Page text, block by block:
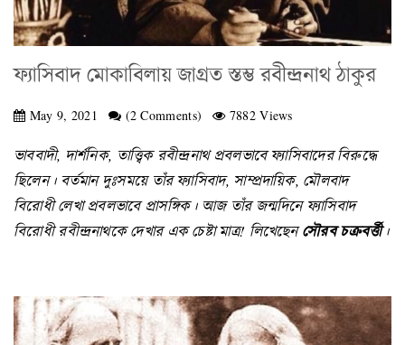
ফ্যাসিবাদ মোকাবিলায় জাগ্রত স্তম্ভ রবীন্দ্রনাথ ঠাকুর
May 9, 2021 (2 Comments) 7882 Views
ভাববাদী, দার্শনিক, তাত্ত্বিক রবীন্দ্রনাথ প্রবলভাবে ফ্যাসিবাদের বিরুদ্ধে
ছিলেন। বর্তমান দুঃসময়ে তাঁর ফ্যাসিবাদ, সাম্প্রদায়িক, মৌলবাদ
বিরোধী লেখা প্রবলভাবে প্রাসঙ্গিক। আজ তাঁর জন্মদিনে ফ্যাসিবাদ
বিরোধী রবীন্দ্রনাথকে দেখার এক চেষ্টা মাত্র! লিখেছেনসৌরব চক্রবর্ত্তী।